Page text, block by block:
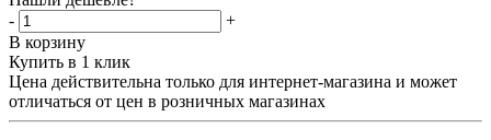
-
+
В корзину
Купить в 1 клик
Цена действительна только для интернет-магазина и может
отличаться от цен в розничных магазинах